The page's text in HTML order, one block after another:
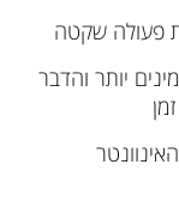
פעולה שקטה
יותר והדבר